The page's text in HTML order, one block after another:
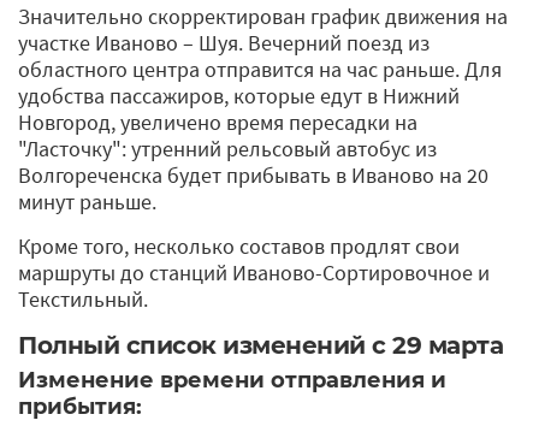
Значительно скорректирован график движения на
участке Иваново – Шуя. Вечерний поезд из
областного центра отправится на час раньше. Для
удобства пассажиров, которые едут в Нижний
Новгород, увеличено время пересадки на
"Ласточку": утренний рельсовый автобус из
Волгореченска будет прибывать в Иваново на 20
минут раньше.
Кроме того, несколько составов продлят свои
маршруты до станций Иваново-Сортировочное и
Текстильный.
Полный список изменений с 29 марта
Изменение времени отправления и
прибытия: